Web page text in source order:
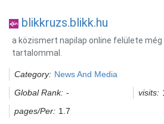
blikkruzs.blikk.hu
a közismert napilap online felülete még
tartalommal.
Category: News And Media
Global Rank: - visits:
pages/Per: 1.7